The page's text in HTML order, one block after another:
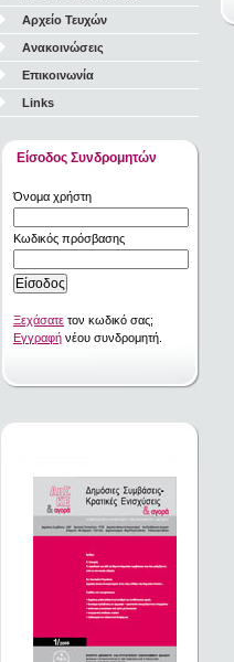
Αρχείο Τευχών
Ανακοινώσεις
Επικοινωνία
Links
Είσοδος Συνδρομητών
Όνομα χρήστη
Κωδικός πρόσβασης
Ξεχάσατε τον κωδικό σας;
Εγγραφή νέου συνδρομητή.